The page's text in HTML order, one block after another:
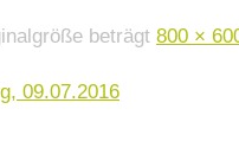
beträgt 800 ×